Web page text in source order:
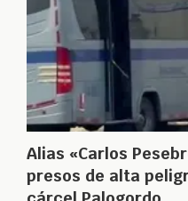
Alias «Carlos
presos de alta